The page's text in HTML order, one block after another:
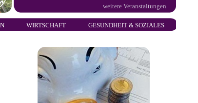
weitere Veranstaltungen
WIRTSCHAFT GESUNDHEIT & SOZIALES